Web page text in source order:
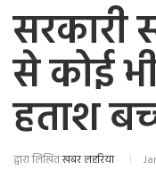
से कोई
हताश
द्वारा लिखितखबर लहरिया